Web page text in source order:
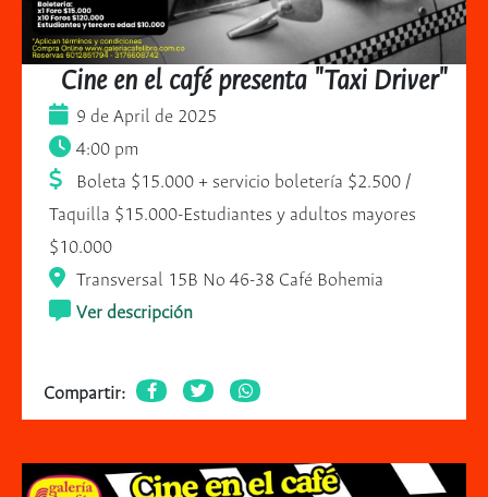
Cine en el café presenta "Taxi Driver"
9 de April de 2025
4:00 pm
Boleta $15.000 + servicio boletería $2.500 /
Taquilla $15.000-Estudiantes y adultos mayores
$10.000
Transversal 15B No 46-38 Café Bohemia
Ver descripción
Compartir: